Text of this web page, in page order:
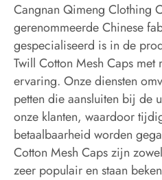
Cangnan Qimeng Clothing
gerenommeerde Chinese
gespecialiseerd is in de
Twill Cotton Mesh Caps
ervaring. Onze diensten
petten die aansluiten bij de
onze klanten, waardoor
betaalbaarheid worden
Cotton Mesh Caps zijn
zeer populair en staan